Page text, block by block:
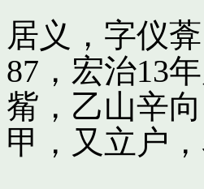
居义，字仪
87，宏治13
觜，乙山辛
甲，又立户